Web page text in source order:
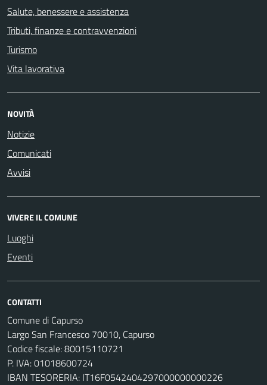
Salute, benessere e assistenza
Tributi, finanze e contravvenzioni
Turismo
Vita lavorativa
NOVITÀ
Notizie
Comunicati
Avvisi
VIVERE IL COMUNE
Luoghi
Eventi
CONTATTI
Comune di Capurso
Largo San Francesco 70010, Capurso
Codice fiscale: 80015110721
P. IVA: 01018600724
IBAN TESORERIA: IT16F0542404297000000000226